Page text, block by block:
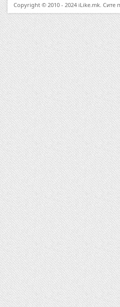
Copyright © 2010 - 2024 iLike.mk. Сите